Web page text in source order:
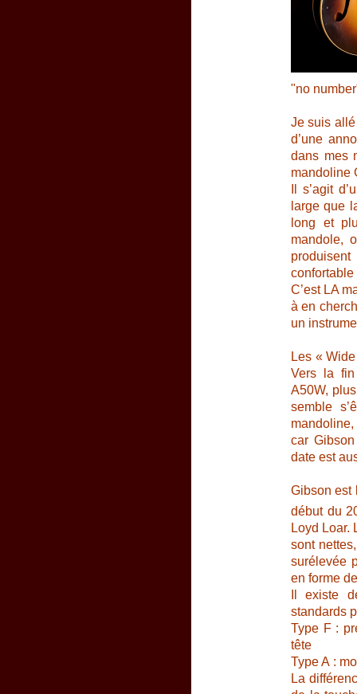
"no
Je suis
d’une
dans mes
mandoline
Il s’agit
large que
long et
mandole,
C’est LA
à en
un
Les «
Vers la fin
A50W,
semble
car
date est
Gibson est
début du
Loyd Loar.
sont
surélevée
en forme
Il existe
standards
Type F :
tête
Type A :
La